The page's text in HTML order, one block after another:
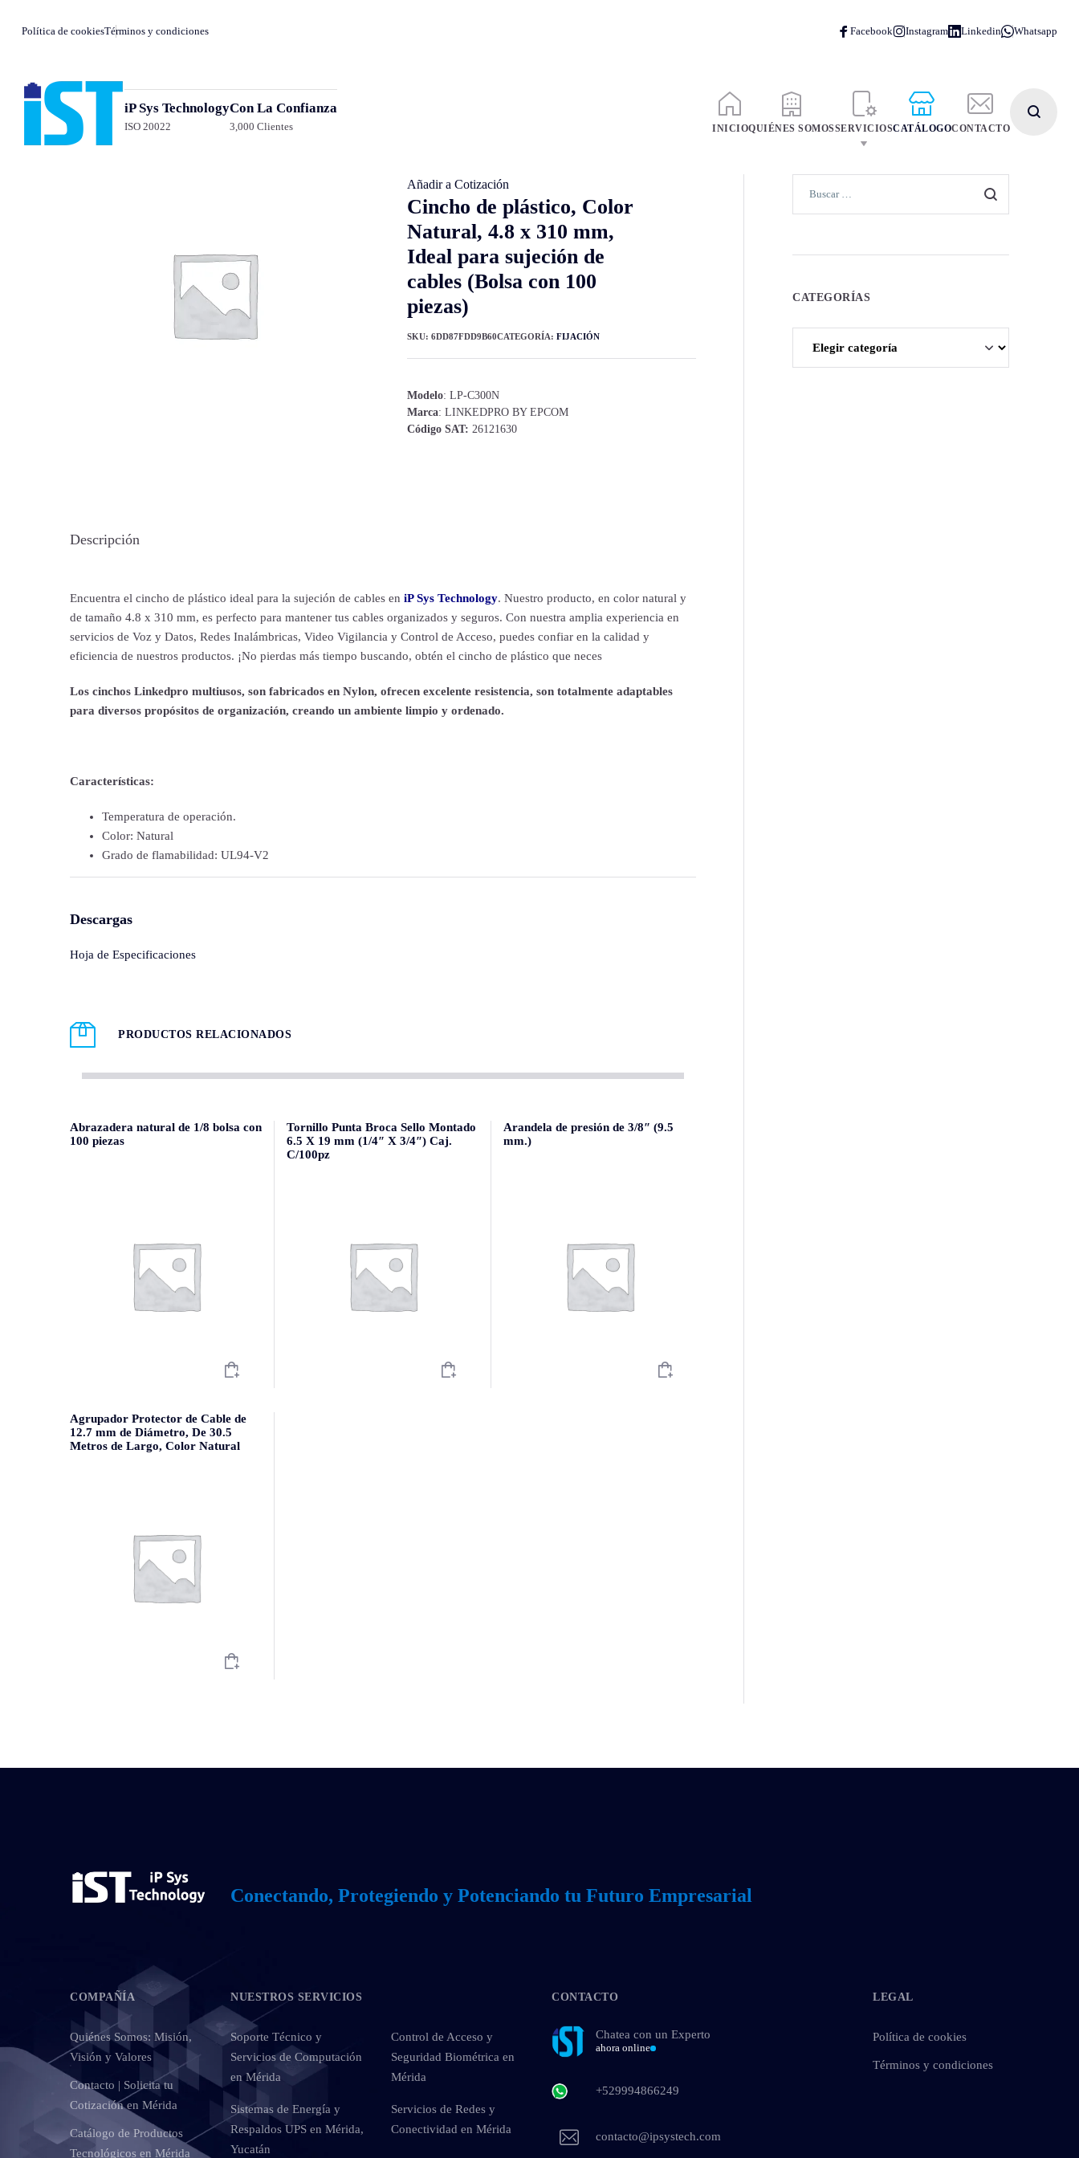
Política de cookiesTérminos y condiciones
INICIOQUIÉNES SOMOSSERVICIOSCATÁLOGOCONTACTO
iP Sys Technology
ISO 20022
Con La Confianza
3,000 Clientes
Cincho de plástico, Color
Natural, 4.8 x 310 mm,
Ideal para sujeción de
cables (Bolsa con 100
piezas)
Modelo: LP-C300N
Marca: LINKEDPRO BY EPCOM
Código SAT: 26121630
Añadir a Cotización
SKU: 6DD87FDD9B60CATEGORÍA: FIJACIÓN
Descripción
Encuentra el cincho de plástico ideal para la sujeción de cables en iP Sys Technology. Nuestro producto, en color natural y
de tamaño 4.8 x 310 mm, es perfecto para mantener tus cables organizados y seguros. Con nuestra amplia experiencia en
servicios de Voz y Datos, Redes Inalámbricas, Video Vigilancia y Control de Acceso, puedes confiar en la calidad y
eficiencia de nuestros productos. ¡No pierdas más tiempo buscando, obtén el cincho de plástico que neces
Los cinchos Linkedpro multiusos, son fabricados en Nylon, ofrecen excelente resistencia, son totalmente adaptables
para diversos propósitos de organización, creando un ambiente limpio y ordenado.
Características:
Temperatura de operación.
Color: Natural
Grado de flamabilidad: UL94-V2
Descargas
Hoja de Especificaciones
PRODUCTOS RELACIONADOS
Abrazadera natural de 1/8 bolsa con
100 piezas
Tornillo Punta Broca Sello Montado
6.5 X 19 mm (1/4″ X 3/4″) Caj.
C/100pz
Arandela de presión de 3/8″ (9.5
mm.)
Agrupador Protector de Cable de
12.7 mm de Diámetro, De 30.5
Metros de Largo, Color Natural
CATEGORÍAS
Conectando, Protegiendo y Potenciando tu Futuro Empresarial
COMPAÑÍA
Quiénes Somos: Misión,
Visión y Valores
Contacto | Solicita tu
Cotización en Mérida
Catálogo de Productos
Tecnológicos en Mérida
NUESTROS SERVICIOS
Soporte Técnico y
Servicios de Computación
en Mérida
Control de Acceso y
Seguridad Biométrica en
Mérida
Sistemas de Energía y
Respaldos UPS en Mérida,
Yucatán
Servicios de Redes y
Conectividad en Mérida
CONTACTO
Chatea con un Experto
ahora online
+529994866249
contacto@ipsystech.com
LEGAL
Política de cookies
Términos y condiciones